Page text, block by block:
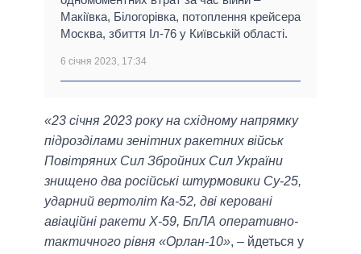
Макіївка, Білогорівка, потоплення крейсера
Москва, збиття Іл-76 у Київській області.
6 січня 2023, 17:34
«23 січня 2023 року на східному напрямку
підрозділами зенітних ракетних військ
Повітряних Сил Збройних Сил України
знищено два російські штурмовики Су-25,
ударний вертоліт Ка-52, дві керовані
авіаційні ракети Х-59, БпЛА оперативно-
тактичного рівня «Орлан-10», – йдеться у